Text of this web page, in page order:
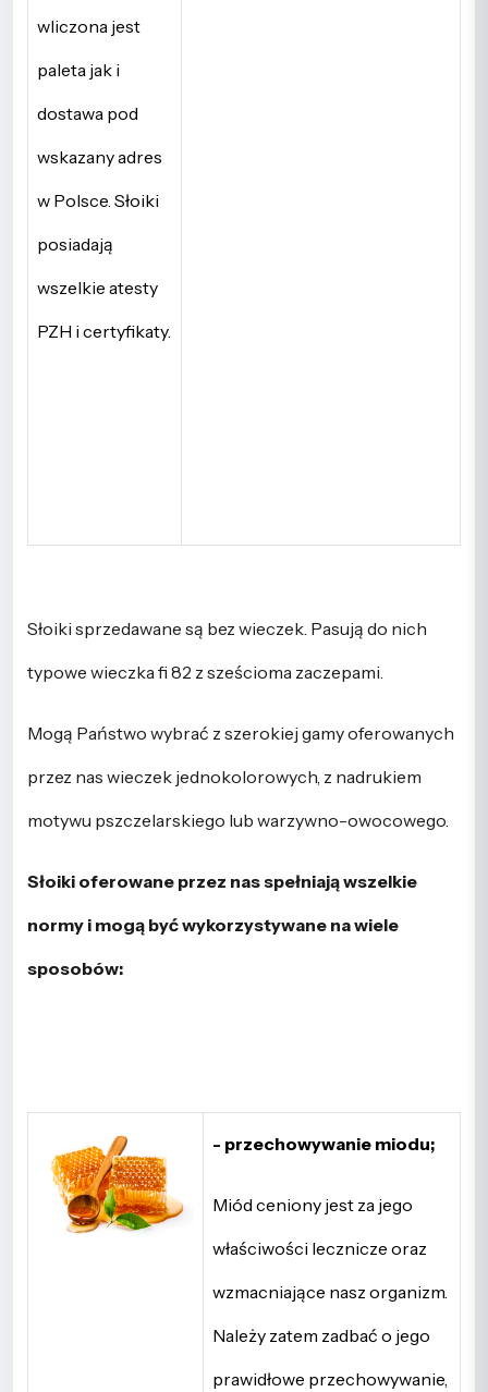
wliczona jest
paleta jak i
dostawa pod
wskazany adres
w Polsce. Słoiki
posiadają
wszelkie atesty
PZH i certyfikaty.
Słoiki sprzedawane są bez wieczek. Pasują do nich
typowe wieczka fi 82 z sześcioma zaczepami.
Mogą Państwo wybrać z szerokiej gamy oferowanych
przez nas wieczek jednokolorowych, z nadrukiem
motywu pszczelarskiego lub warzywno-owocowego.
Słoiki oferowane przez nas spełniają wszelkie
normy i mogą być wykorzystywane na wiele
sposobów:
- przechowywanie miodu;
Miód ceniony jest za jego
właściwości lecznicze oraz
wzmacniające nasz organizm.
Należy zatem zadbać o jego
prawidłowe przechowywanie,